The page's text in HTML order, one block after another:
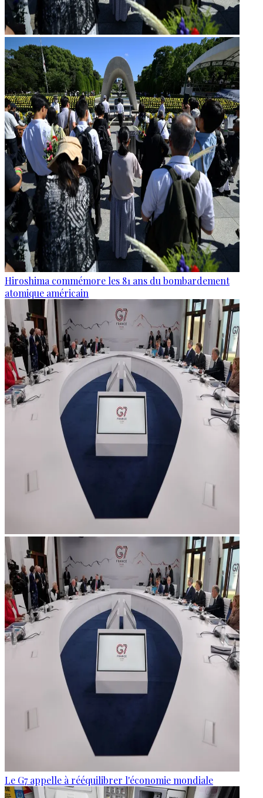
Hiroshima commémore les 81 ans du bombardement
atomique américain
Le G7 appelle à rééquilibrer l'économie mondiale